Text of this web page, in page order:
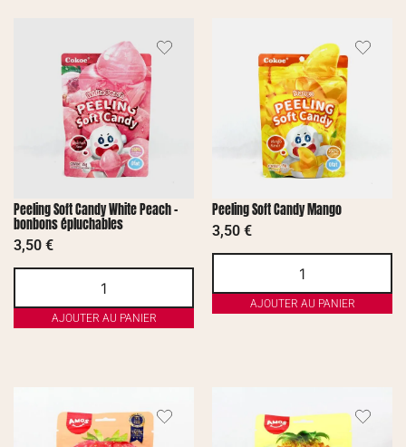
Peeling Soft Candy White Peach –
bonbons épluchables
3,50 €
AJOUTER AU PANIER
Peeling Soft Candy Mango
3,50 €
AJOUTER AU PANIER